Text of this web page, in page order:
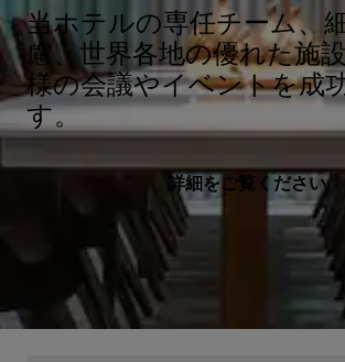
当ホテルの専任チーム、
慮、世界各地の優れた施
様の会議やイベントを成
す。
詳細をご覧ください